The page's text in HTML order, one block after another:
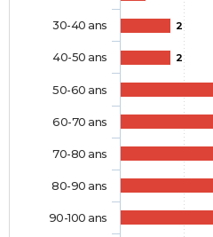
2
2
30-40 ans
40-50 ans
50-60 ans
60-70 ans
70-80 ans
80-90 ans
90-100 ans